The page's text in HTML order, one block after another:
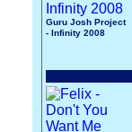
Guru Josh Project
- Infinity 2008